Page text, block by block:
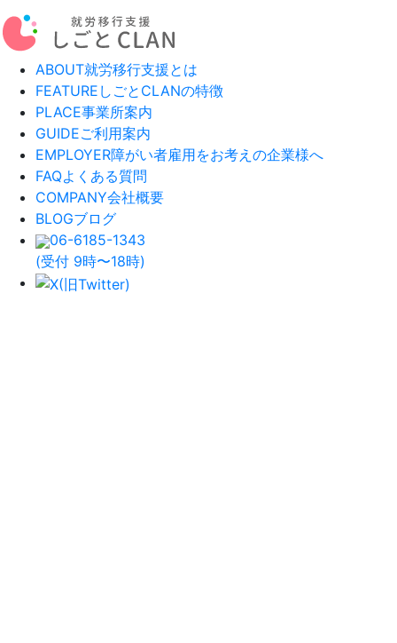
ABOUT就労移行支援とは
FEATURE しごとCLANの特徴
PLACE事業所案内
GUIDEご利用案内
EMPLOYER障がい者雇用をお考えの企業様へ
FAQよくある質問
COMPANY会社概要
BLOGブログ
06-6185-1343
(受付 9時〜18時)